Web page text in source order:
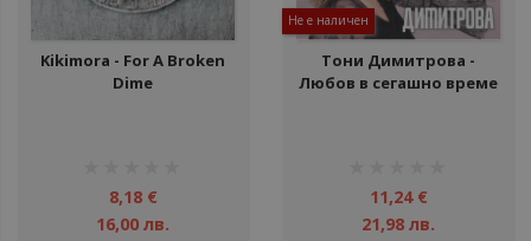
Kikimora - For A Broken
Dime
8,18 €
16,00 лв.
Не е наличен
Тони Димитрова -
Любов в сегашно време
11,24 €
21,98 лв.